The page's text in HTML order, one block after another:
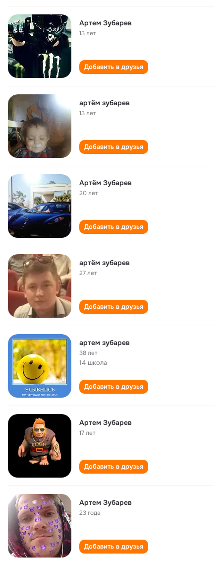
Артем Зубарев
13 лет
Добавить в друзья
артём зубарев
13 лет
Добавить в друзья
Артём Зубарев
20 лет
Добавить в друзья
артём зубарев
27 лет
Добавить в друзья
артем зубарев
38 лет
14 школа
Добавить в друзья
Артем Зубарев
17 лет
Добавить в друзья
Артем Зубарев
23 года
Добавить в друзья